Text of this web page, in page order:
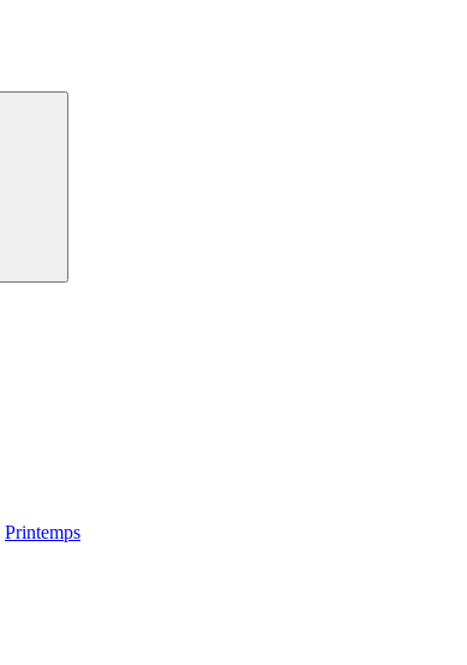
Printemps